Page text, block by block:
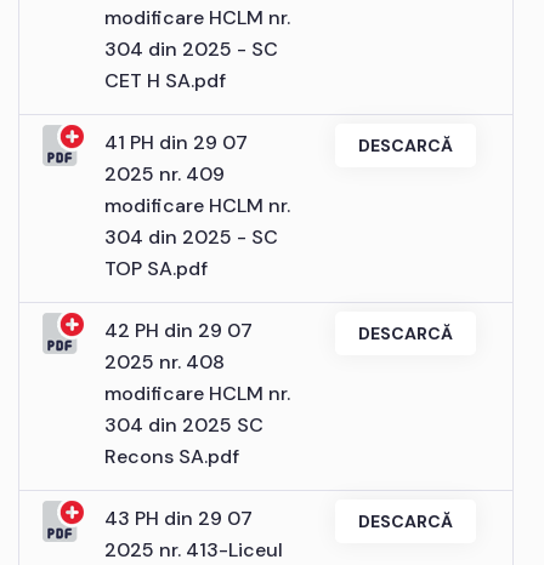
modificare HCLM nr.
304 din 2025 - SC
CET H SA.pdf
41 PH din 29 07
2025 nr. 409
modificare HCLM nr.
304 din 2025 - SC
TOP SA.pdf
DESCARCĂ
42 PH din 29 07
2025 nr. 408
modificare HCLM nr.
304 din 2025 SC
Recons SA.pdf
DESCARCĂ
43 PH din 29 07
2025 nr. 413-Liceul
DESCARCĂ